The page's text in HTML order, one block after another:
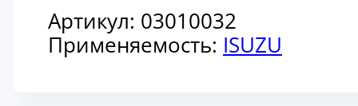
Артикул: 03010032
Применяемость: ISUZU